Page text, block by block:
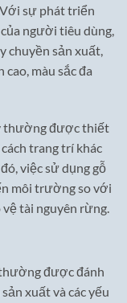
sự phát triển
của người tiêu dùng,
chuyền sản xuất,
màu sắc đa
thường được thiết
trang trí khác
việc sử dụng gỗ
môi trường so với
tài nguyên rừng.
được đánh
xuất và các yếu